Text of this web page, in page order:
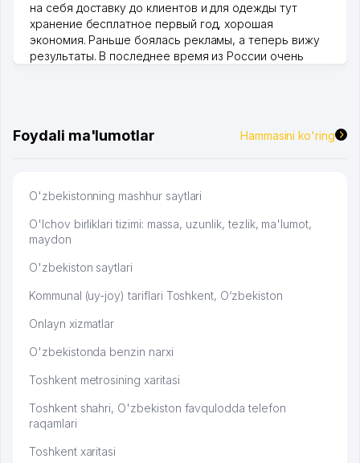
на себя доставку до клиентов и для одежды тут
хранение бесплатное первый год, хорошая
экономия. Раньше боялась рекламы, а теперь вижу
результаты. В последнее время из России очень
Foydali ma'lumotlar Hammasini ko'ring
O'zbekistonning mashhur saytlari
O'lchov birliklari tizimi: massa, uzunlik, tezlik, ma'lumot,
maydon
O'zbekiston saytlari
Kommunal (uy-joy) tariflari Toshkent, O‘zbekiston
Onlayn xizmatlar
O'zbekistonda benzin narxi
Toshkent metrosining xaritasi
Toshkent shahri, O'zbekiston favqulodda telefon
raqamlari
Toshkent xaritasi